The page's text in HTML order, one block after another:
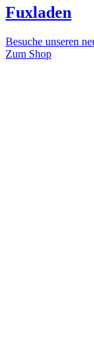
Fuxladen
Besuche unseren
Zum Shop